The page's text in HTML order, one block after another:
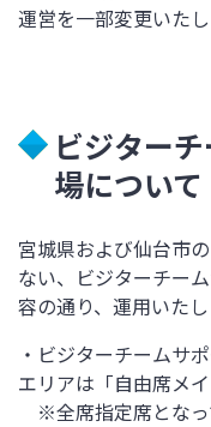
運営を一部変更いた
ビジター
場について
宮城県および仙台市
ない、ビジターチー
容の通り、運用いたし
・ビジターチームサ
エリアは「自由席メ
※全席指定席となっ